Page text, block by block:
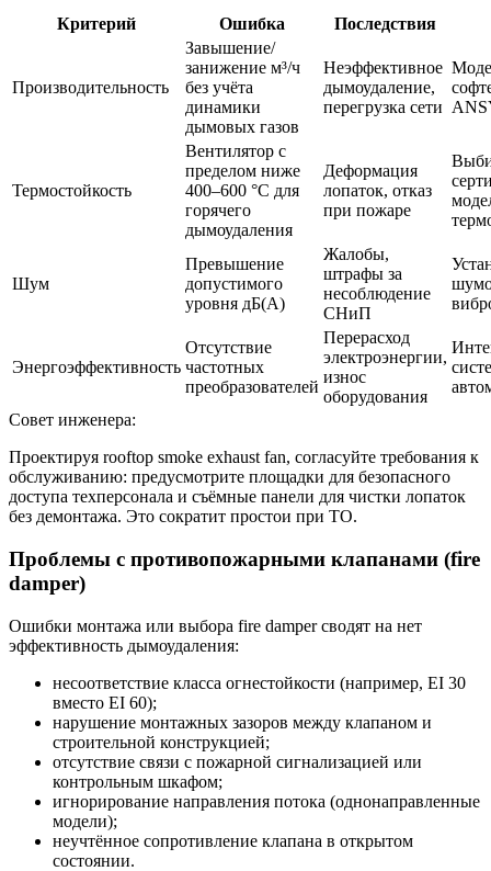
Критерий Ошибка Последствия
Производительность
Завышение/
занижение м³/ч
без учёта
динамики
дымовых газов
Неэффективное
дымоудаление,
перегрузка сети
Термостойкость
Вентилятор с
пределом ниже
400–600 °C для
горячего
дымоудаления
Деформация
лопаток, отказ
при пожаре
Шум
Превышение
допустимого
уровня дБ(А)
Жалобы,
штрафы за
несоблюдение
СНиП
Энергоэффективность
Отсутствие
частотных
преобразователей
Перерасход
электроэнергии,
износ
оборудования
Совет инженера:
Проектируя rooftop smoke exhaust fan, согласуйте требования к
обслуживанию: предусмотрите площадки для безопасного
доступа техперсонала и съёмные панели для чистки лопаток
без демонтажа. Это сократит простои при ТО.
Проблемы с противопожарными клапанами (fire
damper)
Ошибки монтажа или выбора fire damper сводят на нет
эффективность дымоудаления:
несоответствие класса огнестойкости (например, EI 30
вместо EI 60);
нарушение монтажных зазоров между клапаном и
строительной конструкцией;
отсутствие связи с пожарной сигнализацией или
контрольным шкафом;
игнорирование направления потока (однонаправленные
модели);
неучтённое сопротивление клапана в открытом
состоянии.